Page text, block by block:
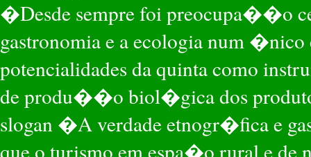
�Desde sempre foi preocupa��o
gastronomia e a ecologia num
potencialidades da quinta como
de produ��o biol�gica dos
slogan �A verdade etnogr�fica e
que o turismo em espa�o rural e de